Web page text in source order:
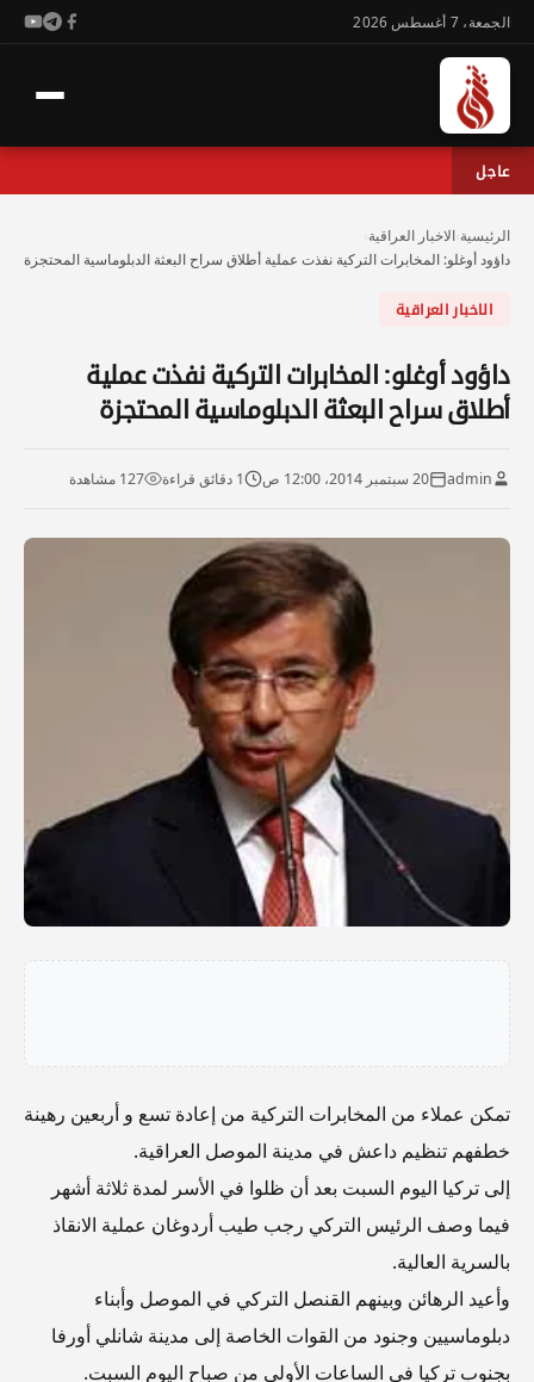
الجمعة، 7 أغسطس 2026
عاجل
الرئيسية الاخبار العراقية
داؤود أوغلو: المخابرات التركية نفذت عملية أطلاق سراح البعثة الدبلوماسية المحتجزة
الاخبار العراقية
داؤود أوغلو: المخابرات التركية نفذت عملية
أطلاق سراح البعثة الدبلوماسية المحتجزة
admin 20 سبتمبر 2014، 12:00 ص 1 دقائق قراءة 127 مشاهدة
تمكن عملاء من المخابرات التركية من إعادة تسع و أربعين رهينة
خطفهم تنظيم داعش في مدينة الموصل العراقية.
إلى تركيا اليوم السبت بعد أن ظلوا في الأسر لمدة ثلاثة أشهر
فيما وصف الرئيس التركي رجب طيب أردوغان عملية الانقاذ
بالسرية العالية.
وأعيد الرهائن وبينهم القنصل التركي في الموصل وأبناء
دبلوماسيين وجنود من القوات الخاصة إلى مدينة شانلي أورفا
بجنوب تركيا في الساعات الأولى من صباح اليوم السبت.